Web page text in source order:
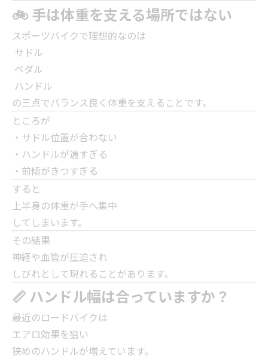
🚲 手は体重を支える場所ではない
スポーツバイクで理想的なのは
サドル
ペダル
ハンドル
の三点でバランス良く体重を支えることです。
ところが
・サドル位置が合わない
・ハンドルが遠すぎる
・前傾がきつすぎる
すると
上半身の体重が手へ集中
してしまいます。
その結果
神経や血管が圧迫され
しびれとして現れることがあります。
📏 ハンドル幅は合っていますか？
最近のロードバイクは
エアロ効果を狙い
狭めのハンドルが増えています。